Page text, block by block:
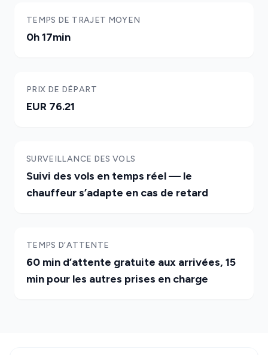
TEMPS DE TRAJET MOYEN
0h 17min
PRIX DE DÉPART
EUR 76.21
SURVEILLANCE DES VOLS
Suivi des vols en temps réel — le
chauffeur s’adapte en cas de retard
TEMPS D’ATTENTE
60 min d’attente gratuite aux arrivées, 15
min pour les autres prises en charge